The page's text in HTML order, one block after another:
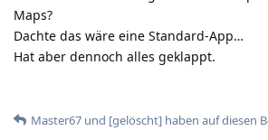
Maps?
Dachte das wäre eine Standard-App…
Hat aber dennoch alles geklappt.
Master67 und [gelöscht] haben auf diesen